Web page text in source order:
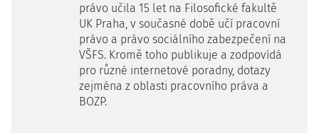
právo učila 15 let na Filosofické fakultě
UK Praha, v současné době učí pracovní
právo a právo sociálního zabezpečení na
VŠFS. Kromě toho publikuje a zodpovídá
pro různé internetové poradny, dotazy
zejména z oblasti pracovního práva a
BOZP.